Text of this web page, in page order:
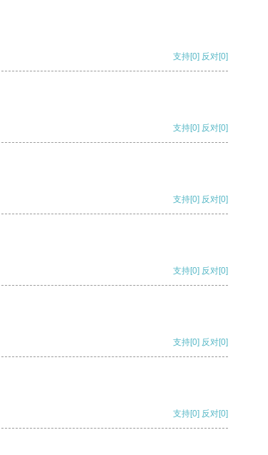
支持[0] 反对[0]
支持[0] 反对[0]
支持[0] 反对[0]
支持[0] 反对[0]
支持[0] 反对[0]
支持[0] 反对[0]